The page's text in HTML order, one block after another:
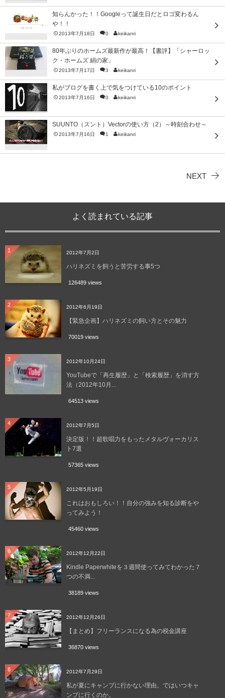
知らんかった！！Googleって誕生日だとロゴ変わるん
や！！
2013年7月18日 0 keikanri
80年ぶりのホームズ最新作が最高！【書評】「シャーロッ
ク・ホームズ 絹の家」
2013年7月17日 3 keikanri
私がブログを書く上で気をつけている10のポイント
2013年7月16日 0 keikanri
SUUNTO（スント）Vectorの使い方（2）～時刻合わせ～
2013年7月16日 1 keikanri
NEXT
よく読まれている記事
1 2012年7月2日
ハリネズミを飼うと苦労する事5つ
126489 views
2 2012年6月19日
【緊急企画】ハリネズミの飼い方とその魅力
70019 views
3 2012年10月24日
YouTubeで「再生履歴」と「検索履歴」を消す方
法（2012年10月...
64513 views
4 2012年7月5日
決定版！！超歌唱力をもったメタルヴォーカリス
ト7選
57365 views
5 2012年5月19日
これはおもしろい！！自分の強みを知る診断をや
ってみよう！
45460 views
6 2012年12月22日
Kindle Paperwhiteを３週間使ってみてわかった７
つの不満...
38189 views
7 2012年12月26日
【まとめ】フリーランスになる為の税金講座
36870 views
8 2012年7月29日
私が夏にキャンプに行かない理由。ではいつキャ
ンプに行くのか。